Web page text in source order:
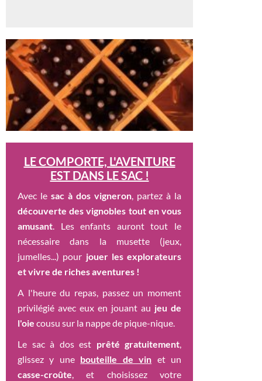
LE COMPORTE, L'AVENTURE
EST DANS LE SAC !
Avec le sac à dos vigneron, partez à la
découverte des vignobles tout en vous
amusant. Les enfants auront tout le
nécessaire dans la musette (jeux,
jumelles...) pour jouer les explorateurs
et vivre de riches aventures !
A l'heure du repas, passez un moment
privilégié avec eux en jouant au jeu de
l'oie cousu sur la nappe de pique-nique.
Le sac à dos est prêté gratuitement,
glissez y une bouteille de vin et un
casse-croûte, et choisissez votre